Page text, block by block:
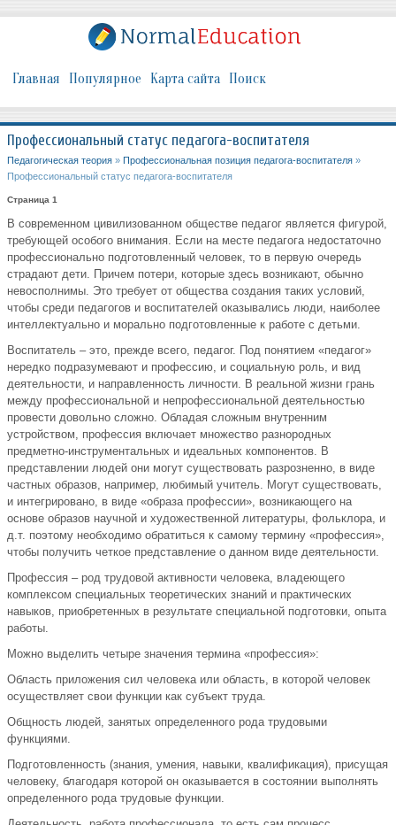
Главная Популярное Карта сайта Поиск
Профессиональный статус педагога-воспитателя
Педагогическая теория » Профессиональная позиция педагога-воспитателя »
Профессиональный статус педагога-воспитателя
Страница 1
В современном цивилизованном обществе педагог является фигурой,
требующей особого внимания. Если на месте педагога недостаточно
профессионально подготовленный человек, то в первую очередь
страдают дети. Причем потери, которые здесь возникают, обычно
невосполнимы. Это требует от общества создания таких условий,
чтобы среди педагогов и воспитателей оказывались люди, наиболее
интеллектуально и морально подготовленные к работе с детьми.
Воспитатель – это, прежде всего, педагог. Под понятием «педагог»
нередко подразумевают и профессию, и социальную роль, и вид
деятельности, и направленность личности. В реальной жизни грань
между профессиональной и непрофессиональной деятельностью
провести довольно сложно. Обладая сложным внутренним
устройством, профессия включает множество разнородных
предметно-инструментальных и идеальных компонентов. В
представлении людей они могут существовать разрозненно, в виде
частных образов, например, любимый учитель. Могут существовать,
и интегрировано, в виде «образа профессии», возникающего на
основе образов научной и художественной литературы, фольклора, и
д.т. поэтому необходимо обратиться к самому термину «профессия»,
чтобы получить четкое представление о данном виде деятельности.
Профессия – род трудовой активности человека, владеющего
комплексом специальных теоретических знаний и практических
навыков, приобретенных в результате специальной подготовки, опыта
работы.
Можно выделить четыре значения термина «профессия»:
Область приложения сил человека или область, в которой человек
осуществляет свои функции как субъект труда.
Общность людей, занятых определенного рода трудовыми
функциями.
Подготовленность (знания, умения, навыки, квалификация), присущая
человеку, благодаря которой он оказывается в состоянии выполнять
определенного рода трудовые функции.